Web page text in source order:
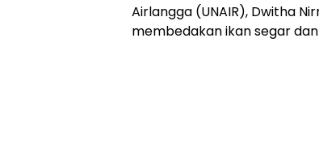
Airlangga (UNAIR), Dwitha
membedakan ikan segar